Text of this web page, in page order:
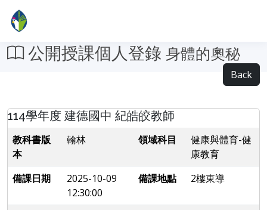
公開授課個人登錄 身體的奧秘
Back
114學年度 建德國中 紀皓皎教師
教科書版
本
翰林 領域科目
健康與體育-健
康教育
備課日期
2025-10-09
12:30:00
備課地點 2樓東導